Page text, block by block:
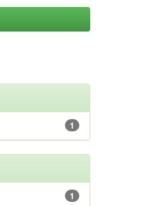
1
1